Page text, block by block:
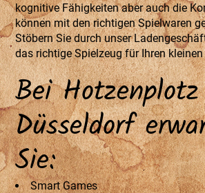
kognitive Fähigkeiten aber auch die
können mit den richtigen Spielwaren
Stöbern Sie durch unser
das richtige Spielzeug für Ihren kleinen
Bei
Düsseldorf
Sie:
Smart Games